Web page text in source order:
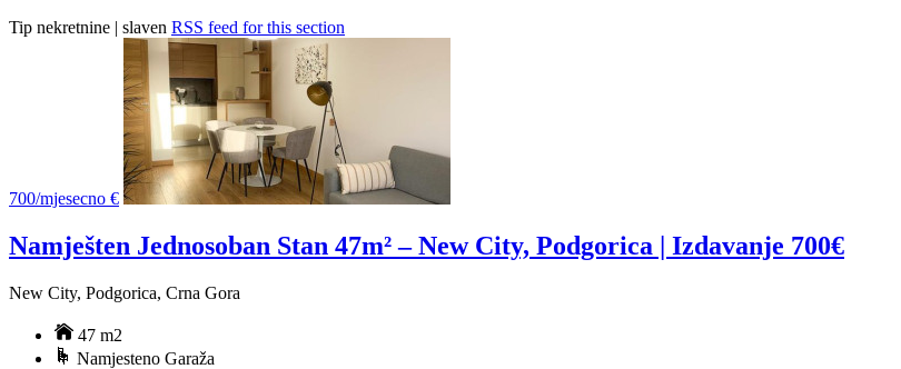
Tip nekretnine | slaven RSS feed for this section
700/mjesecno €
Namješten Jednosoban Stan 47m² – New City, Podgorica | Izdavanje 700€
New City, Podgorica, Crna Gora
47 m2
Namjesteno Garaža